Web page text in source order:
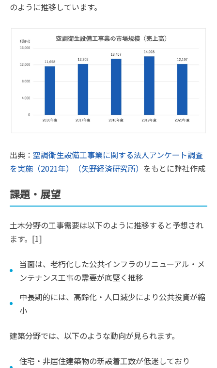
のように推移しています。
出典： 空調衛生設備工事業に関する法人アンケート調査
を実施（2021年）（矢野経済研究所） をもとに弊社作成
課題・展望
土木分野の工事需要は以下のように推移すると予想され
ます。[1]
当面は、老朽化した公共インフラのリニューアル・メ
ンテナンス工事の需要が底堅く推移
中長期的には、高齢化・人口減少により公共投資が縮
小
建築分野では、以下のような動向が見られます。
住宅・非居住建築物の新設着工数が低迷しており